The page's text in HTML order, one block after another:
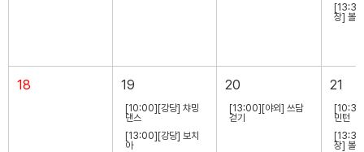
장] 볼링
18 19
[10:00][강당] 챠밍
댄스
[13:00][강당] 보치
아
20
[13:00][야외] 쓰담
걷기
21
민턴
장] 볼링